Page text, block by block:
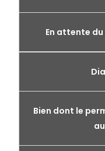
En attente
Bien dont le